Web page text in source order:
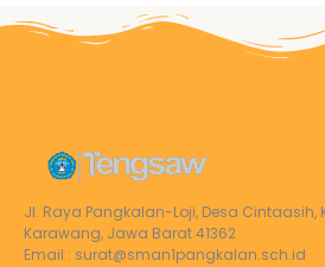
Jl. Raya Pangkalan-Loji, Desa Cintaasih,
Karawang, Jawa Barat 41362
Email : surat@sman1pangkalan.sch.id